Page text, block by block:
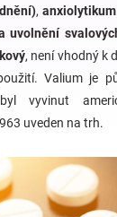
,
uvolnění
, není vhodný k
Valium je
vyvinut
uveden na trh.